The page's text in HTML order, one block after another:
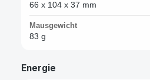
66 x 104 x 37 mm
Mausgewicht
83 g
Energie